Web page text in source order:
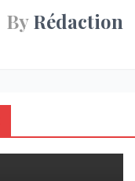
ByRédaction